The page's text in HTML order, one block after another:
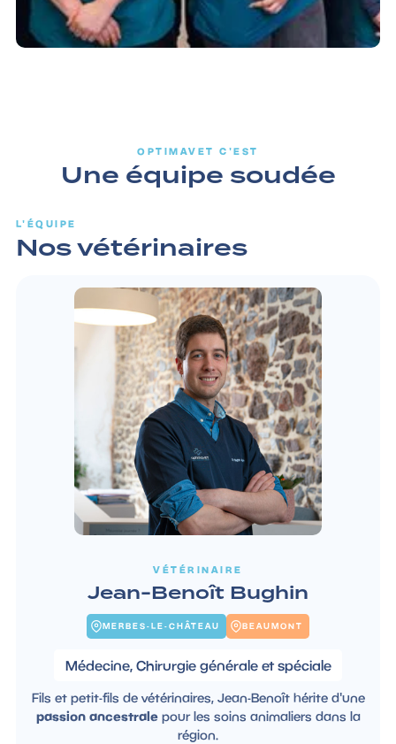
OPTIMAVET C'EST
Une équipe soudée
L'ÉQUIPE
Nos vétérinaires
VÉTÉRINAIRE
Jean-Benoît Bughin
MERBES-LE-CHÂTEAU BEAUMONT
Médecine, Chirurgie générale et spéciale
Fils et petit-fils de vétérinaires, Jean-Benoît hérite d'une
passion ancestralepour les soins animaliers dans la
région.